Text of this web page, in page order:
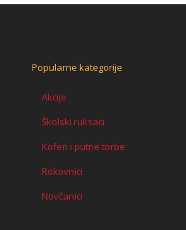
Popularne kategorije
Akcije
Školski ruksaci
Koferi i putne torbe
Rokovnici
Novčanici